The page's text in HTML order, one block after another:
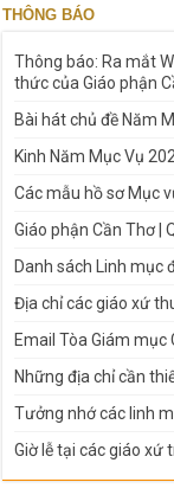
THÔNG BÁO
Thông báo: Ra mắt
thức của Giáo phận
Bài hát chủ đề Năm
Kinh Năm Mục Vụ
Các mẫu hồ sơ Mục
Giáo phận Cần Thơ |
Danh sách Linh mục
Địa chỉ các giáo xứ
Email Tòa Giám mục
Những địa chỉ cần
Tưởng nhớ các linh
Giờ lễ tại các giáo xứ